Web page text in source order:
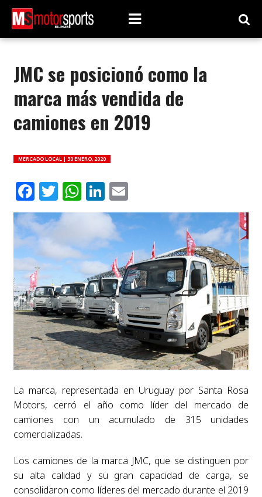
JMC se posicionó como la
marca más vendida de
camiones en 2019
MERCADO LOCAL | 30 ENERO, 2020
Facebook
Twitter
WhatsApp
LinkedIn
Email
La marca, representada en Uruguay por Santa Rosa
Motors, cerró el año como líder del mercado de
camiones con un acumulado de 315 unidades
comercializadas.
Los camiones de la marca JMC, que se distinguen por
su alta calidad y su gran capacidad de carga, se
consolidaron como líderes del mercado durante el 2019